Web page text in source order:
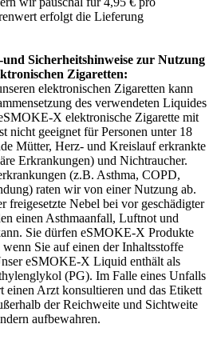
erfolgt die Lieferung
Sicherheitshinweise zur Nutzung
Zigaretten:
elektronischen Zigaretten kann
des verwendeten Liquides
X elektronische Zigarette mit
nicht geeignet für Personen unter 18
Mütter, Herz- und Kreislauf erkrankte
Erkrankungen) und Nichtraucher.
(z.B. Asthma, COPD,
raten wir von einer Nutzung ab.
freigesetzte Nebel bei vor geschädigter
einen Asthmaanfall, Luftnot und
Sie dürfen eSMOKE-X Produkte
Sie auf einen der Inhaltsstoffe
eSMOKE-X Liquid enthält als
(PG). Im Falle eines Unfalls
einen Arzt konsultieren und das Etikett
der Reichweite und Sichtweite
aufbewahren.